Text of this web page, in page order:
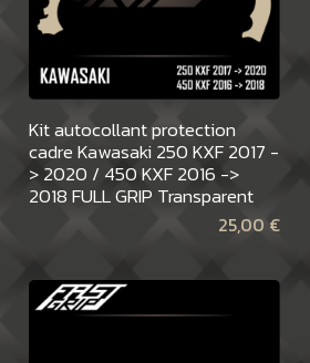
Kit autocollant protection
cadre Kawasaki 250 KXF 2017 -
> 2020 / 450 KXF 2016 ->
2018 FULL GRIP Transparent
25,00 €